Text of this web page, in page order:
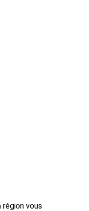
région vous